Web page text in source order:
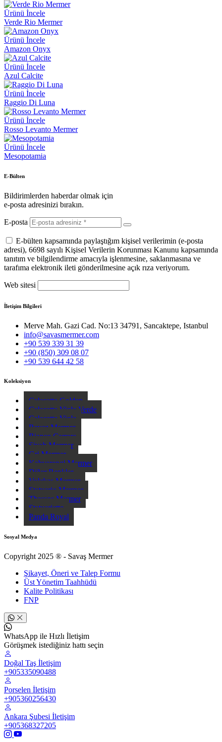
Ürünü İncele
Verde Rio Mermer
Ürünü İncele
Amazon Onyx
Ürünü İncele
Azul Calcite
Ürünü İncele
Raggio Di Luna
Ürünü İncele
Rosso Levanto Mermer
Ürünü İncele
Mesopotamia
E-Bülten
Bildirimlerden haberdar olmak için
e-posta adresinizi bırakın.
E-posta
E-bülten kapsamında paylaştığım kişisel verilerimin (e-posta
adresi), 6698 sayılı Kişisel Verilerin Korunması Kanunu kapsamında
tanıtım ve bilgilendirme amacıyla işlenmesine, saklanmasına ve
tarafıma elektronik ileti gönderilmesine açık rıza veriyorum.
Web sitesi
İletişim Bilgileri
Merve Mah. Gazi Cad. No:13 34791, Sancaktepe, Istanbul
info@savasmermer.com
+90 539 339 31 39
+90 (850) 309 08 07
+90 539 644 42 58
Koleksiyon
Calacatta Golden
Calacatta Viola Verde
Calacatta Viola
Beyaz Mermer
Bianco Carrara
Siyah Mermer
Gri Mermer
Kahverengi Mermer
Diğer Renkler
Volakas Mermer
Statuario Mermer
Thassos Mermer
Statuarietto
Panda Royal
Sosyal Medya
Copyright 2025 ® - Savaş Mermer
Şikayet, Öneri ve Talep Formu
Üst Yönetim Taahhüdü
Kalite Politikası
FNP
WhatsApp ile Hızlı İletişim
Görüşmek istediğiniz hattı seçin
Doğal Taş İletişim
+905335090488
Porselen İletişim
+905360256430
Ankara Şubesi İletişim
+905368327205